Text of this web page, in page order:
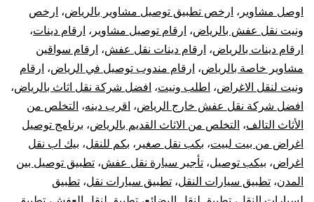
البضائع
الأغراض
داخل
و
خارج
الرياض
اوصل مشاوير ، ارخص تطبيق توصيل مشاوير بالرياض، ارخص
ونيت نقل عفش بالرياض، ارقام توصيل مشاوير ، ارقام دينات،
ارقام دينات بالرياض، ارقام دينات نقل عفش، ارقام سواقين
مشاوير خاصة بالرياض، ارقام مندوب توصيل في الرياض، ارقام
ونيت لنقل الاغراض، اطلب ونيت، افضل شركة نقل اثاث بالرياض،
افضل شركة نقل عفش خارج الرياض، اقرب دينه، التخلص من
الأثاث التالف، التخلص من الاثاث القديم بالرياض، برنامج توصيل
اغراض من بيت لبيت، بكب نقل صغير ، بكم للنقل، بيك اب نقل
اغراض، بيكب توصيل، تأجير سيارة نقل عفش، تطبيق توصيل بين
المدن، تطبيق سيارات النقل، تطبيق سيارات نقل، تطبيق